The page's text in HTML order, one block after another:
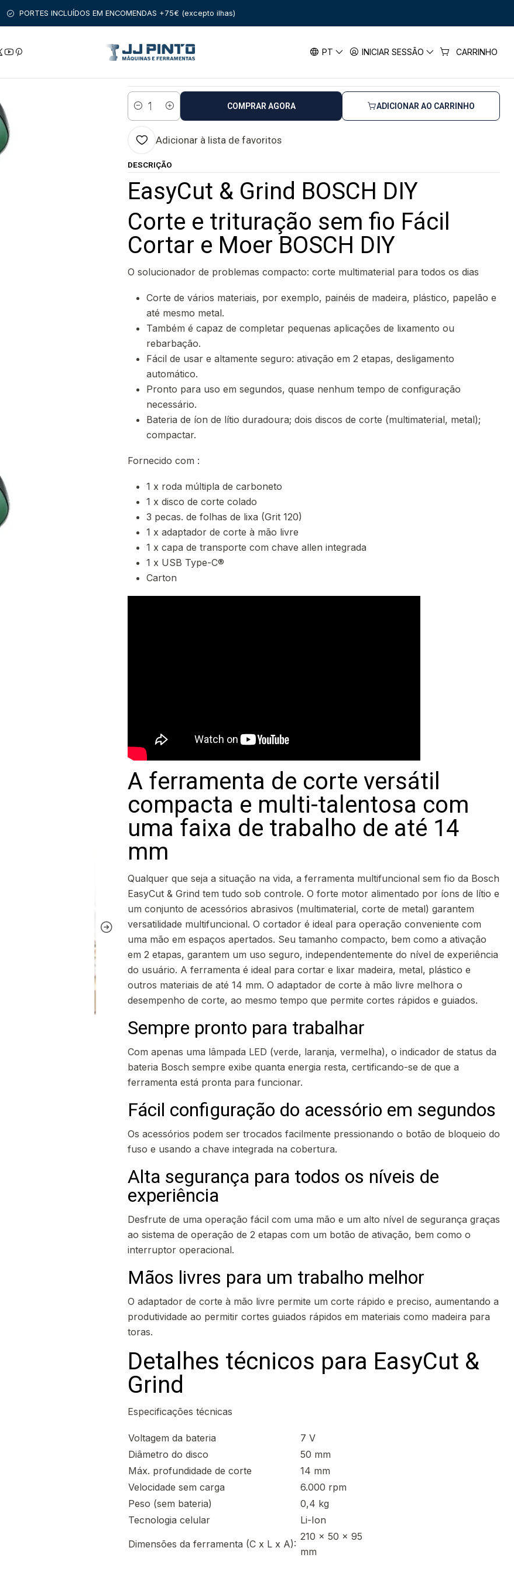
PT INICIAR SESSÃO CARRINHO
PORTES INCLUÍDOS EM ENCOMENDAS +75€ (excepto ilhas)
PRODUTOS FERRAMENTAS BRICOLAGE EasyCut & Grind BOSCH DIY
EasyCut & Grind BOSCH DIY
Estado: Envio em 48 a 96 horas úteis
Quantidade
ADICIONAR AO CARRINHO
COMPRAR AGORA
Adicionar à lista de favoritos
DESCRIÇÃO
EasyCut & Grind BOSCH DIY
Corte e trituração sem fio Fácil
Cortar e Moer BOSCH DIY
O solucionador de problemas compacto: corte multimaterial para todos os dias
Corte de vários materiais, por exemplo, painéis de madeira, plástico, papelão e
até mesmo metal.
Também é capaz de completar pequenas aplicações de lixamento ou
rebarbação.
Fácil de usar e altamente seguro: ativação em 2 etapas, desligamento
automático.
Pronto para uso em segundos, quase nenhum tempo de configuração
necessário.
Bateria de íon de lítio duradoura; dois discos de corte (multimaterial, metal);
compactar.
Fornecido com :
1 x roda múltipla de carboneto
1 x disco de corte colado
3 pecas. de folhas de lixa (Grit 120)
1 x adaptador de corte à mão livre
1 x capa de transporte com chave allen integrada
1 x USB Type-C®
Carton
A ferramenta de corte versátil
compacta e multi-talentosa com
uma faixa de trabalho de até 14
mm
Qualquer que seja a situação na vida, a ferramenta multifuncional sem fio da Bosch
EasyCut & Grind tem tudo sob controle. O forte motor alimentado por íons de lítio e
um conjunto de acessórios abrasivos (multimaterial, corte de metal) garantem
versatilidade multifuncional. O cortador é ideal para operação conveniente com
uma mão em espaços apertados. Seu tamanho compacto, bem como a ativação
em 2 etapas, garantem um uso seguro, independentemente do nível de experiência
do usuário. A ferramenta é ideal para cortar e lixar madeira, metal, plástico e
outros materiais de até 14 mm. O adaptador de corte à mão livre melhora o
desempenho de corte, ao mesmo tempo que permite cortes rápidos e guiados.
Sempre pronto para trabalhar
Com apenas uma lâmpada LED (verde, laranja, vermelha), o indicador de status da
bateria Bosch sempre exibe quanta energia resta, certificando-se de que a
ferramenta está pronta para funcionar.
Fácil configuração do acessório em segundos
Os acessórios podem ser trocados facilmente pressionando o botão de bloqueio do
fuso e usando a chave integrada na cobertura.
Alta segurança para todos os níveis de
experiência
Desfrute de uma operação fácil com uma mão e um alto nível de segurança graças
ao sistema de operação de 2 etapas com um botão de ativação, bem como o
interruptor operacional.
Mãos livres para um trabalho melhor
O adaptador de corte à mão livre permite um corte rápido e preciso, aumentando a
produtividade ao permitir cortes guiados rápidos em materiais como madeira para
toras.
Detalhes técnicos para EasyCut &
Grind
Especificações técnicas
Voltagem da bateria
7 V
Diâmetro do disco
50 mm
Máx. profundidade de corte
14 mm
Velocidade sem carga
6.000 rpm
Peso (sem bateria)
0,4 kg
Tecnologia celular
Li-Ion
Dimensões da ferramenta (C x L x A):
210 x 50 x 95
mm